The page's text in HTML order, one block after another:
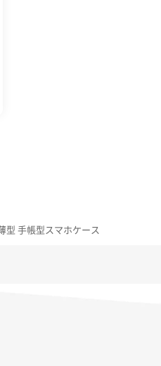
型 手帳型スマホケース